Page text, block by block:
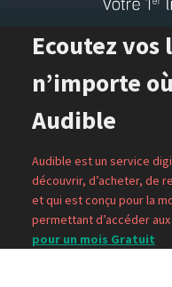
Ecoutez
n’importe
Audible
Audible est un service
découvrir, d’acheter, de
et qui est conçu pour la
permettant d’accéder
pour un mois Gratuit